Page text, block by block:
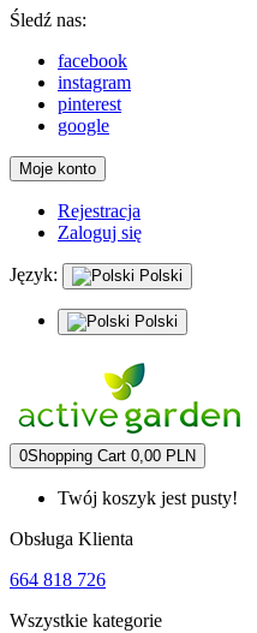
Śledź nas:
facebook
instagram
pinterest
google
Moje konto
Rejestracja
Zaloguj się
Język: Polski
Polski
0Shopping Cart 0,00 PLN
Twój koszyk jest pusty!
Obsługa Klienta
664 818 726
Wszystkie kategorie